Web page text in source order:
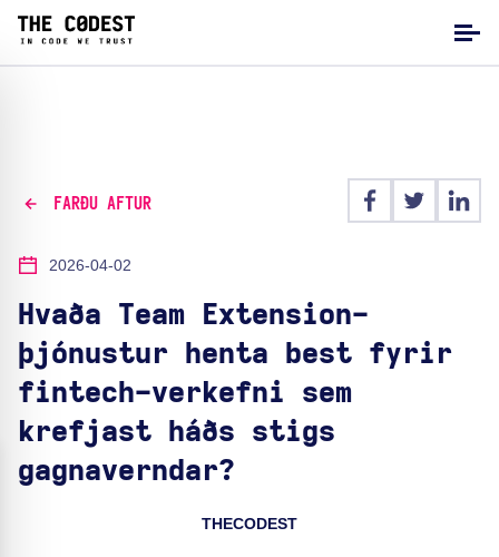
FARÐU AFTUR
2026-04-02
Hvaða Team Extension-
þjónustur henta best fyrir
fintech-verkefni sem
krefjast háðs stigs
gagnaverndar?
THECODEST